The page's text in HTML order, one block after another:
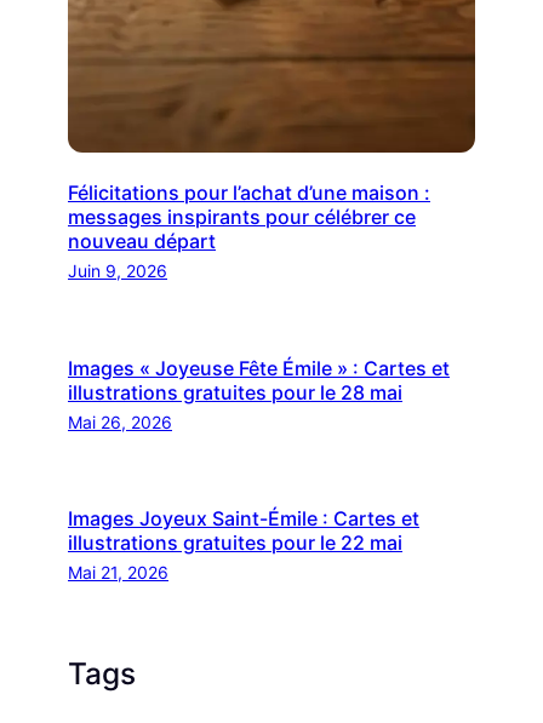
Félicitations pour l’achat d’une maison :
messages inspirants pour célébrer ce
nouveau départ
Juin 9, 2026
Images « Joyeuse Fête Émile » : Cartes et
illustrations gratuites pour le 28 mai
Mai 26, 2026
Images Joyeux Saint-Émile : Cartes et
illustrations gratuites pour le 22 mai
Mai 21, 2026
Tags